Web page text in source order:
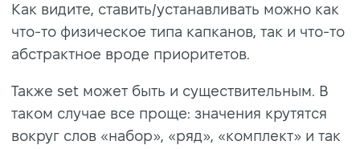
Как видите, ставить/устанавливать можно как
что-то физическое типа капканов, так и что-то
абстрактное вроде приоритетов.
Также set может быть и существительным. В
таком случае все проще: значения крутятся
вокруг слов «набор», «ряд», «комплект» и так